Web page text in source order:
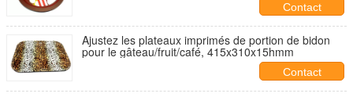
Contact
Ajustez les plateaux imprimés de portion de bidon
pour le gâteau/fruit/café, 415x310x15hmm
Contact